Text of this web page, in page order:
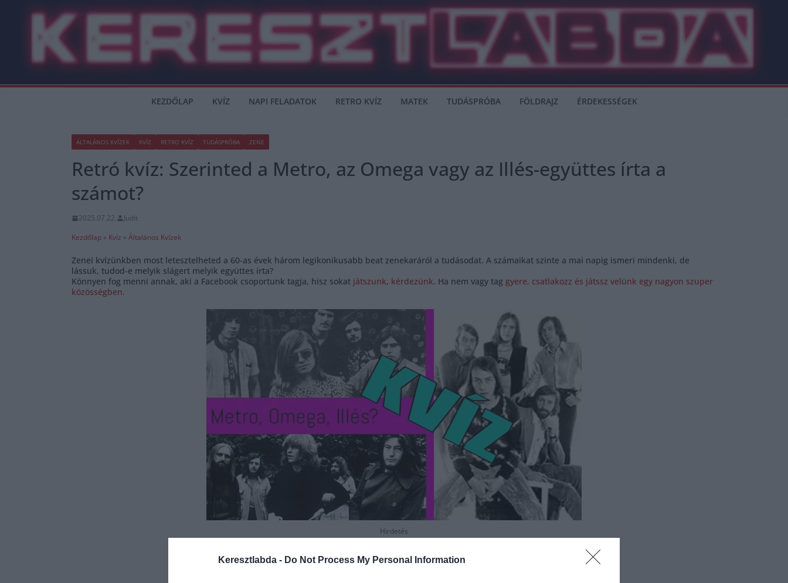
Keresztlabda - Do Not Process My Personal Information
KEZDŐLAP KVÍZ NAPI FELADATOK RETRO KVÍZ MATEK TUDÁSPRÓBA FÖLDRAJZ ÉRDEKESSÉGEK
ÁLTALÁNOS KVÍZEK KVÍZ RETRO KVÍZ TUDÁSPRÓBA ZENE
Retró kvíz: Szerinted a Metro, az Omega vagy az Illés-együttes írta a
számot?
2025.07.22.
Judit
Kezdőlap » Kvíz » Általános Kvízek
Zenei kvízünkben most letesztelheted a 60-as évek három legikonikusabb beat zenekaráról a tudásodat. A számaikat szinte a mai napig ismeri mindenki, de
lássuk, tudod-e melyik slágert melyik együttes írta?
Könnyen fog menni annak, aki a Facebook csoportunk tagja, hisz sokat játszunk, kérdezünk. Ha nem vagy tag gyere, csatlakozz és játssz velünk egy nagyon szuper
közösségben.
Hirdetés